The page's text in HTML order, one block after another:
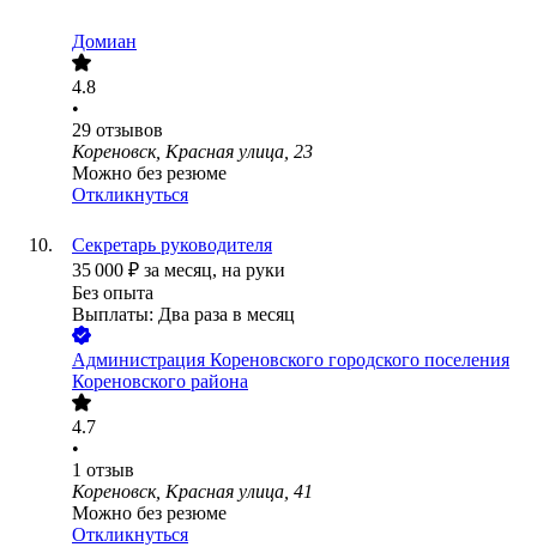
Домиан
4.8
•
29 отзывов
Кореновск, Красная улица, 23
Можно без резюме
Откликнуться
Секретарь руководителя
35 000 ₽ за месяц, на руки
Без опыта
Выплаты: Два раза в месяц
Администрация Кореновского городского поселения
Кореновского района
4.7
•
1 отзыв
Кореновск, Красная улица, 41
Можно без резюме
Откликнуться